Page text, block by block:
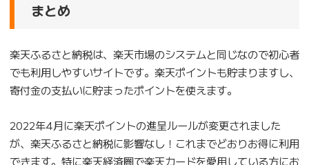
まとめ
楽天ふるさと納税は、楽天市場のシステムと同じなので初心者
でも利用しやすいサイトです。楽天ポイントも貯まりますし、
寄付金の支払いに貯まったポイントを使えます。
2022年4月に楽天ポイントの進呈ルールが変更されました
が、楽天ふるさと納税に影響なし！これまでどおりお得に利用
できます。特に楽天経済圏で楽天カードを愛用している方にお